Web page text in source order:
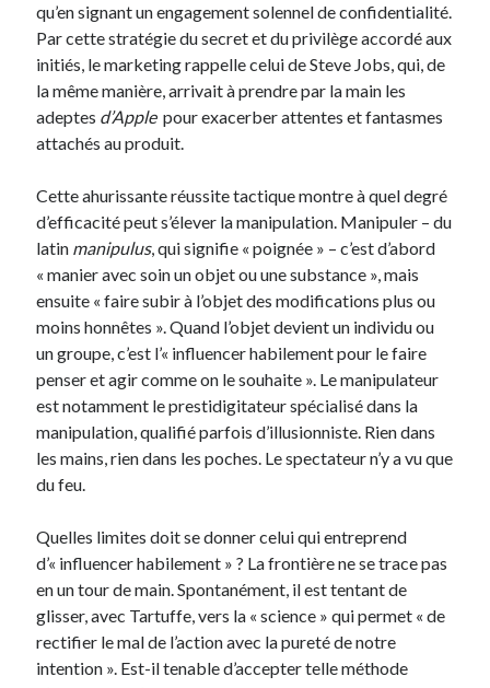
Langues anciennes(22)
Médias(16)
Philosophie pratique(139)
Poésie(4)
Politique(95)
Société(196)
Uncategorized(5)
Commentaires récents
qu’en signant un engagement solennel de confidentialité.
Par cette stratégie du secret et du privilège accordé aux
initiés, le marketing rappelle celui de Steve Jobs, qui, de
la même manière, arrivait à prendre par la main les
adeptes d’Applepour exacerber attentes et fantasmes
attachés au produit.
Cette ahurissante réussite tactique montre à quel degré
d’efficacité peut s’élever la manipulation. Manipuler – du
latin manipulus, qui signifie « poignée » – c’est d’abord
« manier avec soin un objet ou une substance », mais
ensuite « faire subir à l’objet des modifications plus ou
moins honnêtes ». Quand l’objet devient un individu ou
un groupe, c’est l’« influencer habilement pour le faire
penser et agir comme on le souhaite ». Le manipulateur
est notamment le prestidigitateur spécialisé dans la
manipulation, qualifié parfois d’illusionniste. Rien dans
les mains, rien dans les poches. Le spectateur n’y a vu que
du feu.
Quelles limites doit se donner celui qui entreprend
d’« influencer habilement » ? La frontière ne se trace pas
en un tour de main. Spontanément, il est tentant de
glisser, avec Tartuffe, vers la « science » qui permet « de
rectifier le mal de l’action avec la pureté de notre
intention ». Est-il tenable d’accepter telle méthode